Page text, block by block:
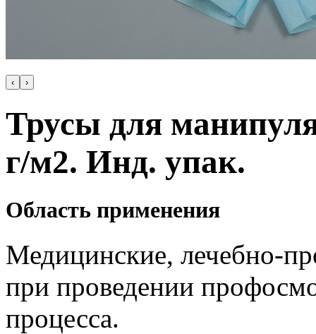
‹ ›
Трусы для
г/м2. Инд. упак.
Область применения
Медицинские, лечебно-
при проведении
процесса.